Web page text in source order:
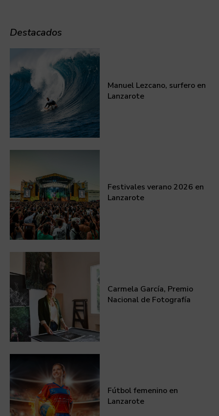
Destacados
Manuel Lezcano, surfero en
Lanzarote
Festivales verano 2026 en
Lanzarote
Carmela García, Premio
Nacional de Fotografía
Fútbol femenino en
Lanzarote